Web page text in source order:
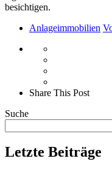
besichtigen.
Anlageimmobilien
Share This Post
Suche
Letzte Beiträge